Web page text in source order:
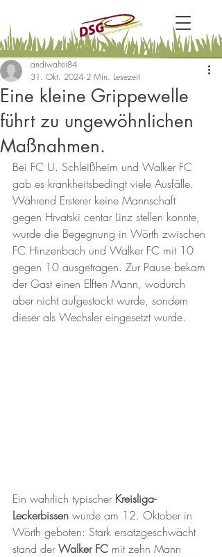
Eine kleine Grippewelle
führt zu ungewöhnlichen
Maßnahmen.
andiwalter84
31. Okt. 2024 2 Min. Lesezeit
Bei FC U. Schleißheim und Walker FC
gab es krankheitsbedingt viele Ausfälle.
Während Ersterer keine Mannschaft
gegen Hrvatski centar Linz stellen konnte,
wurde die Begegnung in Wörth zwischen
FC Hinzenbach und Walker FC mit 10
gegen 10 ausgetragen. Zur Pause bekam
der Gast einen Elften Mann, wodurch
aber nicht aufgestockt wurde, sondern
dieser als Wechsler eingesetzt wurde.
Ein wahrlich typischer Kreisliga-
Leckerbissen wurde am 12. Oktober in
Wörth geboten: Stark ersatzgeschwächt
stand der Walker FC mit zehn Mann